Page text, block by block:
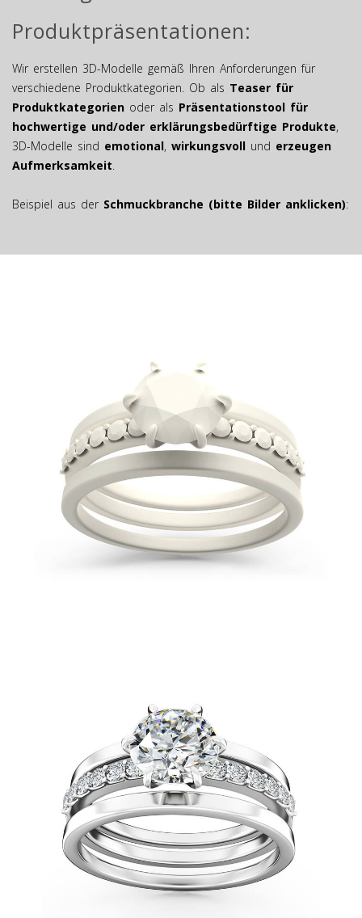
Produktpräsentationen:
Wir erstellen 3D-Modelle gemäß Ihren Anforderungen für
verschiedene Produktkategorien. Ob als Teaser für
Produktkategorien oder als Präsentationstool für
hochwertige und/oder erklärungsbedürftige Produkte,
3D-Modelle sind emotional, wirkungsvoll und erzeugen
Aufmerksamkeit.
Beispiel aus der Schmuckbranche (bitte Bilder anklicken):